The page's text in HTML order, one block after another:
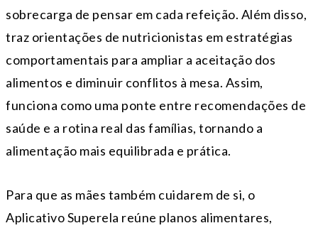
sobrecarga de pensar em cada refeição. Além disso,
traz orientações de nutricionistas em estratégias
comportamentais para ampliar a aceitação dos
alimentos e diminuir conflitos à mesa. Assim,
funciona como uma ponte entre recomendações de
saúde e a rotina real das famílias, tornando a
alimentação mais equilibrada e prática.
Para que as mães também cuidarem de si, o
Aplicativo Superela reúne planos alimentares,